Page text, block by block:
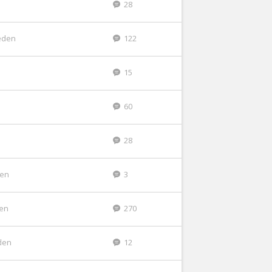
28
122
15
60
28
3
270
12